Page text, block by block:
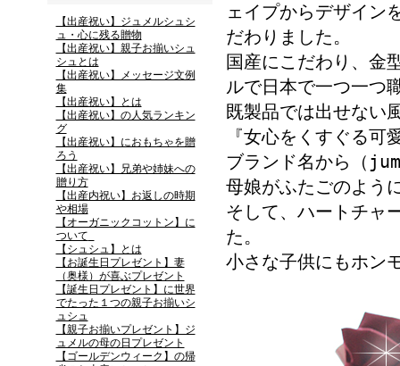
【出産祝い】ジュメルシュシ
ュ・心に残る贈物
【出産祝い】親子お揃いシュ
シュとは
【出産祝い】メッセージ文例
集
【出産祝い】とは
【出産祝い】の人気ランキン
グ
【出産祝い】におもちゃを贈
ろう
【出産祝い】兄弟や姉妹への
贈り方
【出産内祝い】お返しの時期
や相場
【オーガニックコットン】に
ついて
【シュシュ】とは
【お誕生日プレゼント】妻
（奥様）が喜ぶプレゼント
【誕生日プレゼント】に世界
でたった１つの親子お揃いシ
ュシュ
【親子お揃いプレゼント】ジ
ュメルの母の日プレゼント
【ゴールデンウィーク】の帰
ェイプからデザイン
だわりました。
国産にこだわり、金
ルで日本で一つ一つ
既製品では出せない
『女心をくすぐる
ブランド名から（
母娘がふたごのよう
そして、ハートチャ
た。
小さな子供にもホン